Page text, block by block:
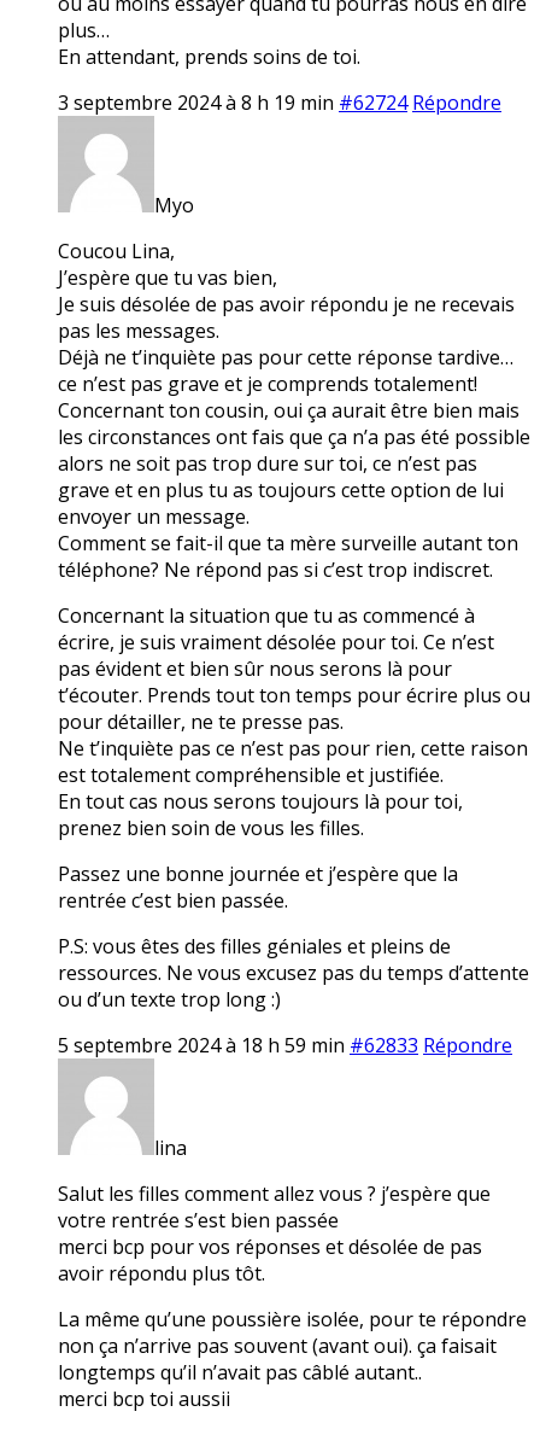
plus…
En attendant, prends soins de toi.
3 septembre 2024 à 8 h 19 min #62724 Répondre
Myo
Coucou Lina,
J’espère que tu vas bien,
Je suis désolée de pas avoir répondu je ne recevais
pas les messages.
Déjà ne t’inquiète pas pour cette réponse tardive…
ce n’est pas grave et je comprends totalement!
Concernant ton cousin, oui ça aurait être bien mais
les circonstances ont fais que ça n’a pas été possible
alors ne soit pas trop dure sur toi, ce n’est pas
grave et en plus tu as toujours cette option de lui
envoyer un message.
Comment se fait-il que ta mère surveille autant ton
téléphone? Ne répond pas si c’est trop indiscret.
Concernant la situation que tu as commencé à
écrire, je suis vraiment désolée pour toi. Ce n’est
pas évident et bien sûr nous serons là pour
t’écouter. Prends tout ton temps pour écrire plus ou
pour détailler, ne te presse pas.
Ne t’inquiète pas ce n’est pas pour rien, cette raison
est totalement compréhensible et justifiée.
En tout cas nous serons toujours là pour toi,
prenez bien soin de vous les filles.
Passez une bonne journée et j’espère que la
rentrée c’est bien passée.
P.S: vous êtes des filles géniales et pleins de
ressources. Ne vous excusez pas du temps d’attente
ou d’un texte trop long :)
5 septembre 2024 à 18 h 59 min #62833 Répondre
lina
Salut les filles comment allez vous ? j’espère que
votre rentrée s’est bien passée
merci bcp pour vos réponses et désolée de pas
avoir répondu plus tôt.
La même qu’une poussière isolée, pour te répondre
non ça n’arrive pas souvent (avant oui). ça faisait
longtemps qu’il n’avait pas câblé autant..
merci bcp toi aussii